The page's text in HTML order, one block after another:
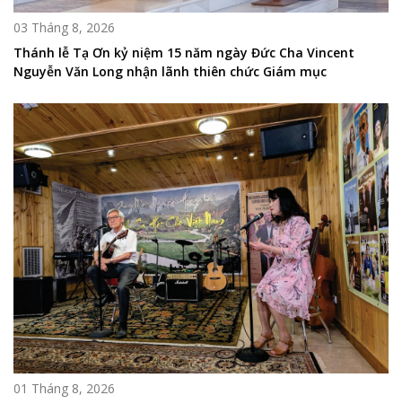
03 Tháng 8, 2026
Thánh lễ Tạ Ơn kỷ niệm 15 năm ngày Đức Cha Vincent
Nguyễn Văn Long nhận lãnh thiên chức Giám mục
01 Tháng 8, 2026